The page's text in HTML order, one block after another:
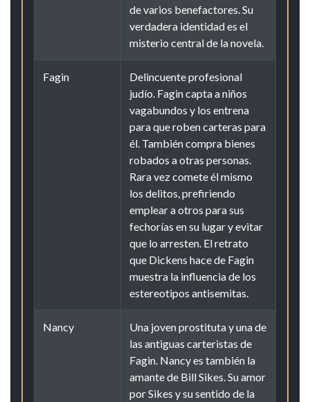
de varios benefactores. Su
verdadera identidad es el
misterio central de la novela.
Fagin
Delincuente profesional
judío. Fagin capta a niños
vagabundos y los entrena
para que roben carteras para
él. También compra bienes
robados a otras personas.
Rara vez comete él mismo
los delitos, prefiriendo
emplear a otros para sus
fechorías en su lugar y evitar
que lo arresten. El retrato
que Dickens hace de Fagin
muestra la influencia de los
estereotipos antisemitas.
Nancy
Una joven prostituta y una de
las antiguas carteristas de
Fagin. Nancy es también la
amante de Bill Sikes. Su amor
por Sikes y su sentido de la